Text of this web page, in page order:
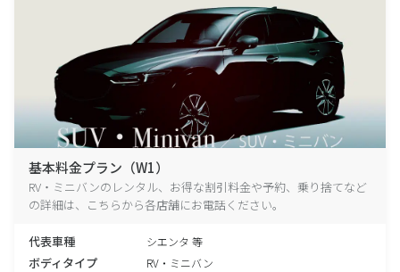
基本料金プラン（W1）
RV・ミニバンのレンタル、お得な割引料金や予約、乗り捨てなど
の詳細は、こちらから各店舗にお電話ください。
代表車種 シエンタ 等
ボディタイプ RV・ミニバン